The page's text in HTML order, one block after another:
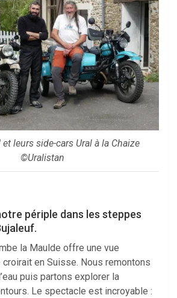
et leurs side-cars Ural à la Chaize
©Uralistan
périple dans les steppes
la Maulde offre une vue
croirait en Suisse. Nous remontons
puis partons explorer la
Le spectacle est incroyable :